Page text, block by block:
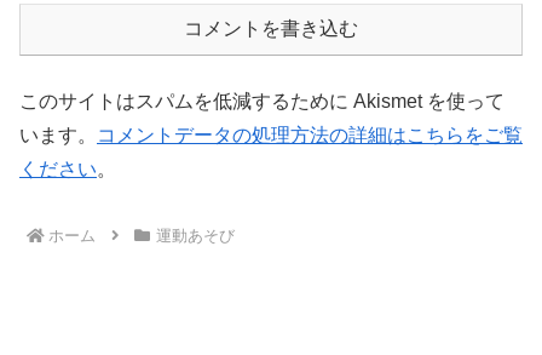
コメントを書き込む
このサイトはスパムを低減するために Akismet を使って
います。
コメントデータの処理方法の詳細はこちらをご覧
ください。
ホーム 運動あそび